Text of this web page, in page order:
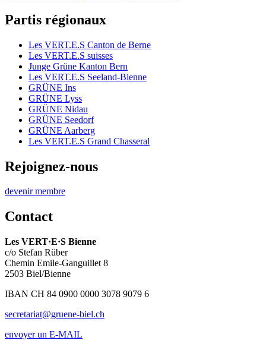
Partis régionaux
Les VERT.E.S Canton de Berne
Les VERT.E.S suisses
Junge Grüne Kanton Bern
Les VERT.E.S Seeland-Bienne
GRÜNE Ins
GRÜNE Lyss
GRÜNE Nidau
GRÜNE Seedorf
GRÜNE Aarberg
Les VERT.E.S Grand Chasseral
Rejoignez-nous
devenir membre
Contact
Les VERT·E·S Bienne
c/o Stefan Rüber
Chemin Emile-Ganguillet 8
2503 Biel/Bienne
IBAN CH 84 0900 0000 3078 9079 6
secretariat@gruene-biel.ch
envoyer un E-MAIL